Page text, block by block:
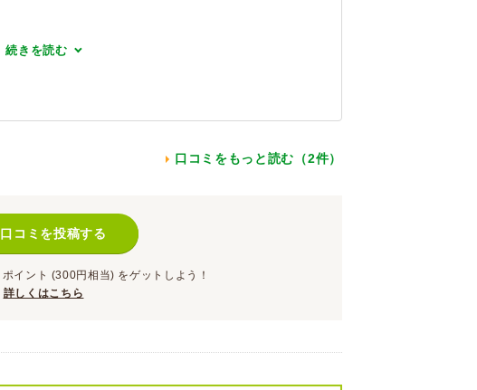
続きを読む
口コミをもっと読む（2件）
口コミを投稿する
ポイント (300円相当) をゲットしよう！
詳しくはこちら